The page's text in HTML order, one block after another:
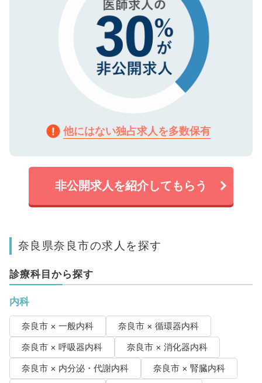
他にはない独占求人を多数保有
非公開求人を紹介してもらう
奈良県奈良市の求人を探す
診療科目から探す
内科
奈良市 × 一般内科
奈良市 × 循環器内科
奈良市 × 呼吸器内科
奈良市 × 消化器内科
奈良市 × 内分泌・代謝内科
奈良市 × 腎臓内科